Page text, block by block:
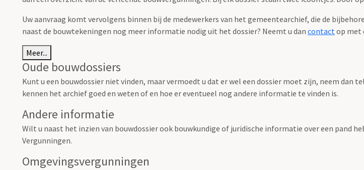
Uw aanvraag komt vervolgens binnen bij de medewerkers van het gemeentearchief, die de
naast de bouwtekeningen nog meer informatie nodig uit het dossier? Neemt u dan contactop met
Meer...
Oude bouwdossiers
Kunt u een bouwdossier niet vinden, maar vermoedt u dat er wel een dossier moet zijn, neem dan
kennen het archief goed en weten of en hoe er eventueel nog andere informatie te vinden is.
Andere informatie
Wilt u naast het inzien van bouwdossier ook bouwkundige of juridische informatie over een pand
Vergunningen.
Omgevingsvergunningen